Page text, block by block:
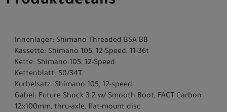
Innenlager: Shimano Threaded BSA BB
Kassette: Shimano 105, 12-Speed, 11-36t
Kette: Shimano 105, 12-Speed
Kettenblatt: 50/34T
Kurbelsatz: Shimano 105, 12-speed
Gabel: Future Shock 3.2 w/ Smooth Boot, FACT Carbon
12x100mm, thru-axle, flat-mount disc